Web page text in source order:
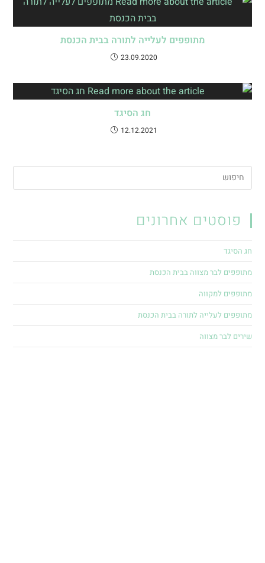
מתופפים לעלייה לתורה בבית הכנסת
23.09.2020
חג הסיגד
12.12.2021
פוסטים אחרונים
חג הסיגד
מתופפים לבר מצווה בבית הכנסת
מתופפים למקווה
מתופפים לעלייה לתורה בבית הכנסת
שירים לבר מצווה